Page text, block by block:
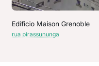
Edificio Maison Grenoble
rua pirassununga